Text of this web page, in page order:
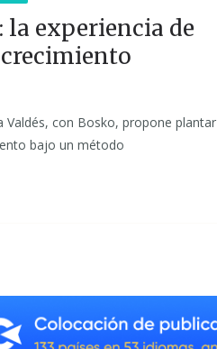
la experiencia de
Valdés, con Bosko, propone plantar
bajo un método